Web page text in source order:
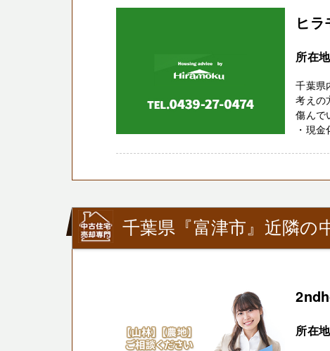
ヒラ
所在
千葉県
考えの
傷んで
・現
千葉県『富津市』近隣の
所在